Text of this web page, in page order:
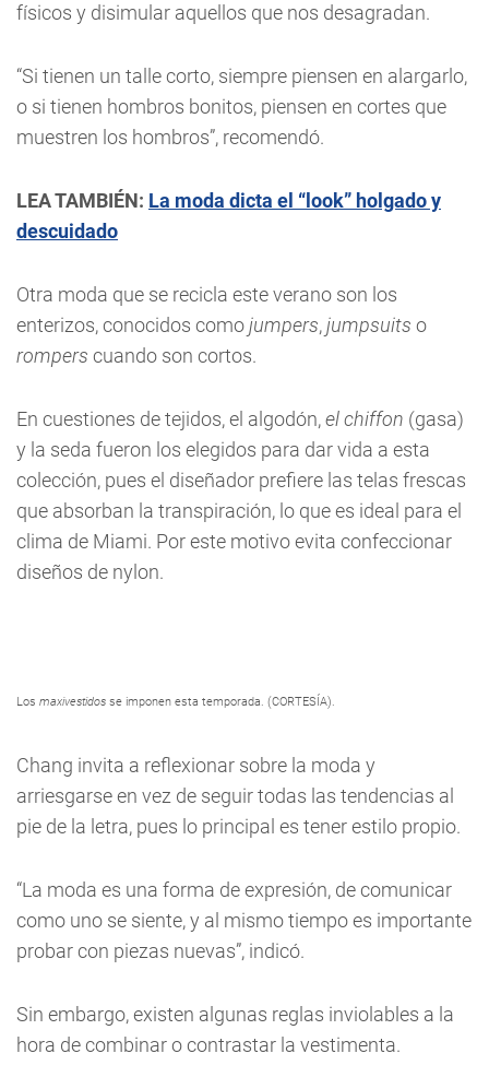
físicos y disimular aquellos que nos desagradan.
“Si tienen un talle corto, siempre piensen en alargarlo,
o si tienen hombros bonitos, piensen en cortes que
muestren los hombros”, recomendó.
LEA TAMBIÉN: La moda dicta el “look” holgado y
descuidado
Otra moda que se recicla este verano son los
enterizos, conocidos comojumpers,jumpsuits o
rompers cuando son cortos.
En cuestiones de tejidos, el algodón,el chiffon (gasa)
y la seda fueron los elegidos para dar vida a esta
colección, pues el diseñador prefiere las telas frescas
que absorban la transpiración, lo que es ideal para el
clima de Miami. Por este motivo evita confeccionar
diseños de nylon.
Los maxivestidos se imponen esta temporada. (CORTESÍA).
Chang invita a reflexionar sobre la moda y
arriesgarse en vez de seguir todas las tendencias al
pie de la letra, pues lo principal es tener estilo propio.
“La moda es una forma de expresión, de comunicar
como uno se siente, y al mismo tiempo es importante
probar con piezas nuevas”, indicó.
Sin embargo, existen algunas reglas inviolables a la
hora de combinar o contrastar la vestimenta.